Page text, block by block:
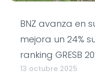
BNZ avanza en
mejora un 24%
ranking GRESB
13 octubre 2025